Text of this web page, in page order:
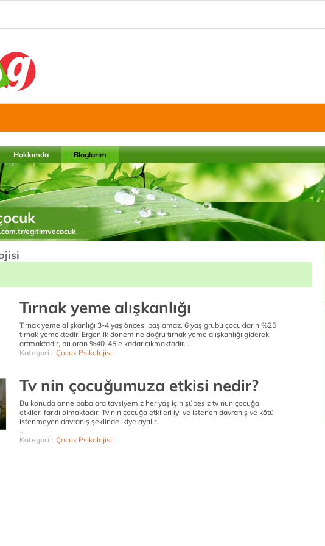
Hakkımda Bloglarım
egitimvecocuk
Tırnak yeme alışkanlığı
Tırnak yeme alışkanlığı 3-4 yaş öncesi başlamaz. 6 yaş grubu çocukların %25
tırnak yemektedir. Ergenlik dönemine doğru tırnak yeme alışkanlığı giderek
artmaktadır, bu oran %40-45 e kadar çıkmaktadır. ..
Kategori : Çocuk Psikolojisi
Tv nin çocuğumuza etkisi nedir?
Bu konuda anne babalara tavsiyemiz her yaş için şüpesiz tv nun çocuğa
etkileri farklı olmaktadır. Tv nin çocuğa etkileri iyi ve istenen davranış ve kötü
istenmeyen davranış şeklinde ikiye ayrılır.
..
Kategori : Çocuk Psikolojisi